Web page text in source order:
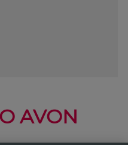
AVON